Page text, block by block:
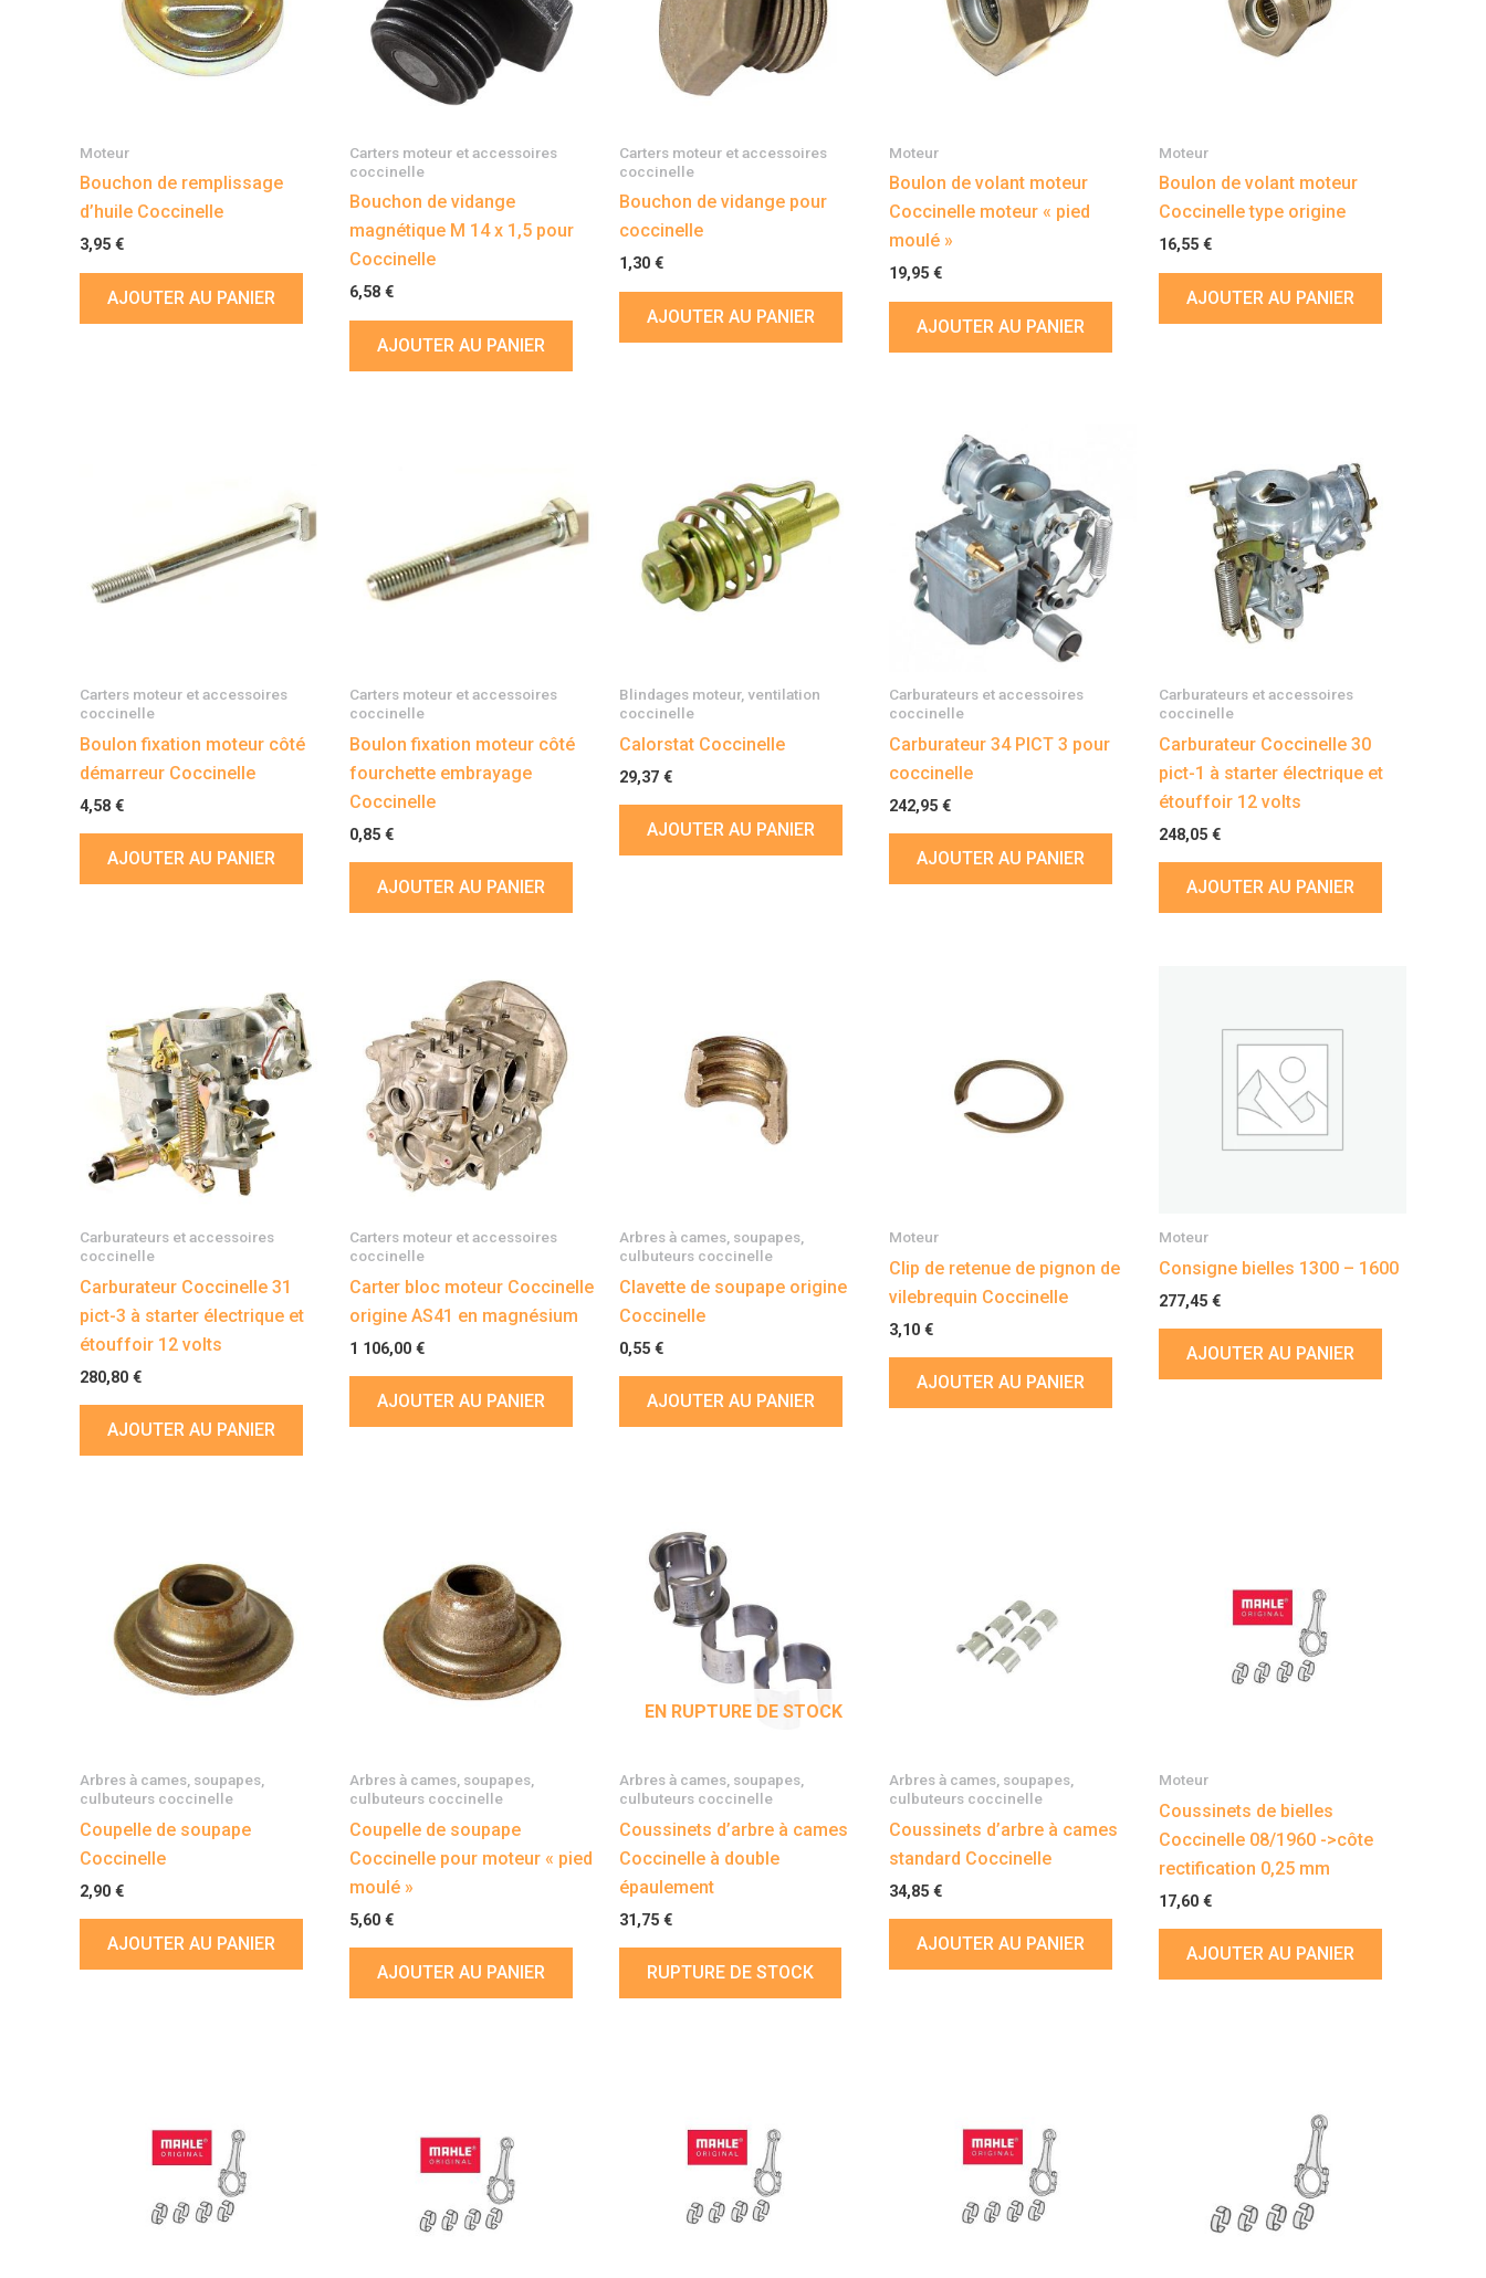
Moteur
Bouchon de remplissage
d’huile Coccinelle
3,95 €
AJOUTER AU PANIER
Carters moteur et accessoires
coccinelle
Bouchon de vidange
magnétique M 14 x 1,5 pour
Coccinelle
6,58 €
AJOUTER AU PANIER
Carters moteur et accessoires
coccinelle
Bouchon de vidange pour
coccinelle
1,30 €
AJOUTER AU PANIER
Moteur
Boulon de volant moteur
Coccinelle moteur « pied
moulé »
19,95 €
AJOUTER AU PANIER
Moteur
Boulon de volant moteur
Coccinelle type origine
16,55 €
AJOUTER AU PANIER
Carters moteur et accessoires
coccinelle
Boulon fixation moteur côté
démarreur Coccinelle
4,58 €
AJOUTER AU PANIER
Carters moteur et accessoires
coccinelle
Boulon fixation moteur côté
fourchette embrayage
Coccinelle
0,85 €
AJOUTER AU PANIER
Blindages moteur, ventilation
coccinelle
Calorstat Coccinelle
29,37 €
AJOUTER AU PANIER
Carburateurs et accessoires
coccinelle
Carburateur 34 PICT 3 pour
coccinelle
242,95 €
AJOUTER AU PANIER
Carburateurs et accessoires
coccinelle
Carburateur Coccinelle 30
pict-1 à starter électrique et
étouffoir 12 volts
248,05 €
AJOUTER AU PANIER
Carburateurs et accessoires
coccinelle
Carburateur Coccinelle 31
pict-3 à starter électrique et
étouffoir 12 volts
280,80 €
AJOUTER AU PANIER
Carters moteur et accessoires
coccinelle
Carter bloc moteur Coccinelle
origine AS41 en magnésium
1 106,00 €
AJOUTER AU PANIER
Arbres à cames, soupapes,
culbuteurs coccinelle
Clavette de soupape origine
Coccinelle
0,55 €
AJOUTER AU PANIER
Moteur
Clip de retenue de pignon de
vilebrequin Coccinelle
3,10 €
AJOUTER AU PANIER
Moteur
Consigne bielles 1300 – 1600
277,45 €
AJOUTER AU PANIER
Arbres à cames, soupapes,
culbuteurs coccinelle
Coupelle de soupape
Coccinelle
2,90 €
AJOUTER AU PANIER
Arbres à cames, soupapes,
culbuteurs coccinelle
Coupelle de soupape
Coccinelle pour moteur « pied
moulé »
5,60 €
AJOUTER AU PANIER
EN RUPTURE DE STOCK
Arbres à cames, soupapes,
culbuteurs coccinelle
Coussinets d’arbre à cames
Coccinelle à double
épaulement
31,75 €
RUPTURE DE STOCK
Arbres à cames, soupapes,
culbuteurs coccinelle
Coussinets d’arbre à cames
standard Coccinelle
34,85 €
AJOUTER AU PANIER
Moteur
Coussinets de bielles
Coccinelle 08/1960 ->côte
rectification 0,25 mm
17,60 €
AJOUTER AU PANIER